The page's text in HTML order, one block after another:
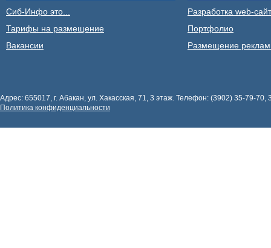
Сиб-Инфо это...
Тарифы на размещение
Вакансии
Разработка web-
Портфолио
Размещение
Адрес: 655017, г. Абакан, ул. Хакасская, 71, 3 этаж. Телефон: (3902) 35-79-
Политика конфиденциальности